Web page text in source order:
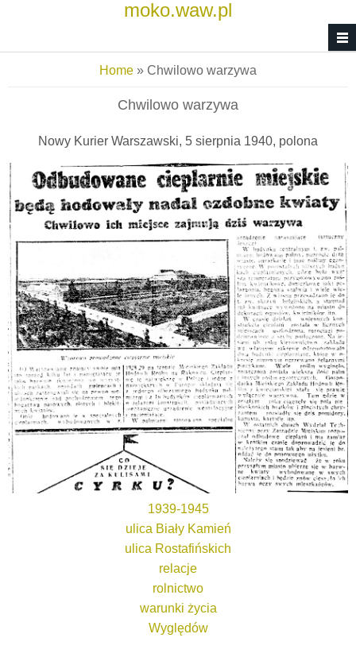
moko.waw.pl
Home » Chwilowo warzywa
Chwilowo warzywa
Nowy Kurier Warszawski, 5 sierpnia 1940, polona
1939-1945
ulica Biały Kamień
ulica Rostafińskich
relacje
rolnictwo
warunki życia
Wyględów